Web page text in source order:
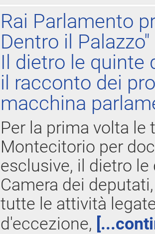
Rai Parlamento
Dentro il Palazzo"
Il dietro le quinte
il racconto dei
macchina
Per la prima volta le
Montecitorio per
esclusive, il dietro
Camera dei
tutte le attività
d'eccezione,